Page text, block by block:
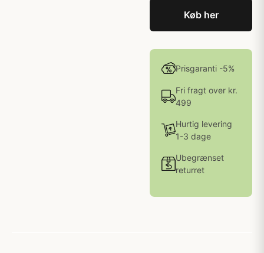
Køb her
Prisgaranti -5%
Fri fragt over kr.
499
Hurtig levering
1-3 dage
Ubegrænset
returret